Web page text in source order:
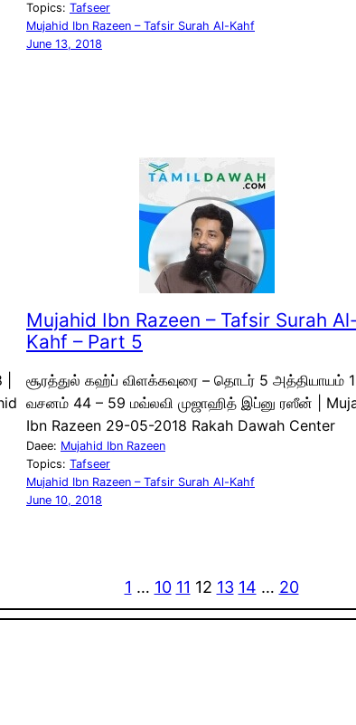
Topics: Tafseer
Mujahid Ibn Razeen – Tafsir Surah Al-Kahf
June 13, 2018
Mujahid Ibn Razeen – Tafsir Surah Al-
Kahf – Part 5
சூரத்துல் கஹ்ப் விளக்கவுரை – தொடர் 5 அத்தியாயம்
வசனம் 44 – 59 மவ்லவி முஜாஹித் இப்னு ரஸீன் |
Ibn Razeen 29-05-2018 Rakah Dawah Center
Daee: Mujahid Ibn Razeen
Topics: Tafseer
Mujahid Ibn Razeen – Tafsir Surah Al-Kahf
June 10, 2018
1 … 10 11 12 13 14 … 20